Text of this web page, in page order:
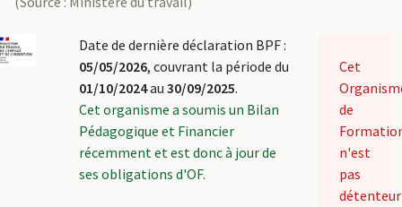
Date de dernière déclaration BPF :
05/05/2026, couvrant la période du
01/10/2024au 30/09/2025.
Cet organisme a soumis un Bilan
Pédagogique et Financier
récemment et est donc à jour de
ses obligations d'OF.
Cet
de
n'est
pas
détenteur